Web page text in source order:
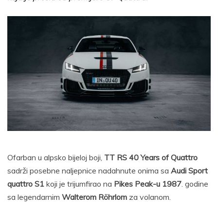
Ofarban u alpsko bijeloj boji, TT RS 40 Years of Quattro
sadrži posebne naljepnice nadahnute onima sa Audi Sport
quattro S1 koji je trijumfirao na Pikes Peak-u 1987. godine
sa legendarnim Walterom Röhrlom za volanom.